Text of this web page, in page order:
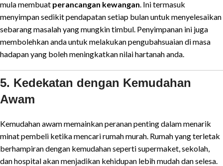
mula membuat perancangan kewangan . Ini termasuk
menyimpan sedikit pendapatan setiap bulan untuk menyelesaikan
sebarang masalah yang mungkin timbul. Penyimpanan ini juga
membolehkan anda untuk melakukan pengubahsuaian di masa
hadapan yang boleh meningkatkan nilai hartanah anda.
5. Kedekatan dengan Kemudahan
Awam
Kemudahan awam memainkan peranan penting dalam menarik
minat pembeli ketika mencari rumah murah. Rumah yang terletak
berhampiran dengan kemudahan seperti supermaket, sekolah,
dan hospital akan menjadikan kehidupan lebih mudah dan selesa.